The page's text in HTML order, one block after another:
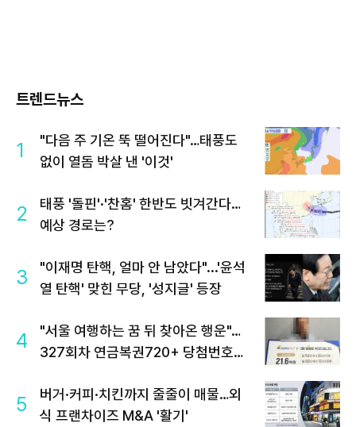
트렌드뉴스
1
"다음 주 기온 뚝 떨어진다"…태풍도
없이 열돔 박살 낸 '이것'
2
태풍 '돌핀'·'찬홈' 한반도 빗겨간다…
예상 경로는?
3
"이재명 탄핵, 얼마 안 남았다"...'윤석
열 탄핵' 맞힌 무당, '성지글' 등장
4
"서울 여행하는 꿈 뒤 찾아온 행운"…
327회차 연금복권720+ 당첨번호조
5
버거·커피·치킨까지 줄줄이 매물…외
식 프랜차이즈 M&A '활기'